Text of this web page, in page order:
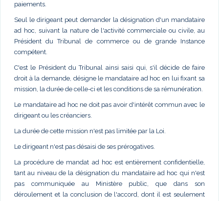
paiements.
Seul le dirigeant peut demander la désignation d'un mandataire
ad hoc, suivant la nature de l'activité commerciale ou civile, au
Président du Tribunal de commerce ou de grande Instance
compétent.
C'est le Président du Tribunal ainsi saisi qui, s'il décide de faire
droit à la demande, désigne le mandataire ad hoc en lui fixant sa
mission, la durée de celle-ci et les conditions de sa rémunération.
Le mandataire ad hoc ne doit pas avoir d'intérêt commun avec le
dirigeant ou les créanciers.
La durée de cette mission n'est pas limitée par la Loi.
Le dirigeant n'est pas désaisi de ses prérogatives.
La procédure de mandat ad hoc est entièrement confidentielle,
tant au niveau de la désignation du mandataire ad hoc qui n'est
pas communiquée au Ministère public, que dans son
déroulement et la conclusion de l'accord, dont il est seulement